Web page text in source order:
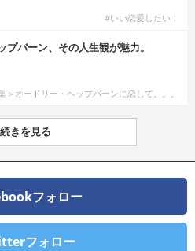
#いい恋愛したい！
プバーン、その人生観が魅力。
＞オードリー・ヘップバーンに恋して。。。
続きを見る
フォロー
フォロー